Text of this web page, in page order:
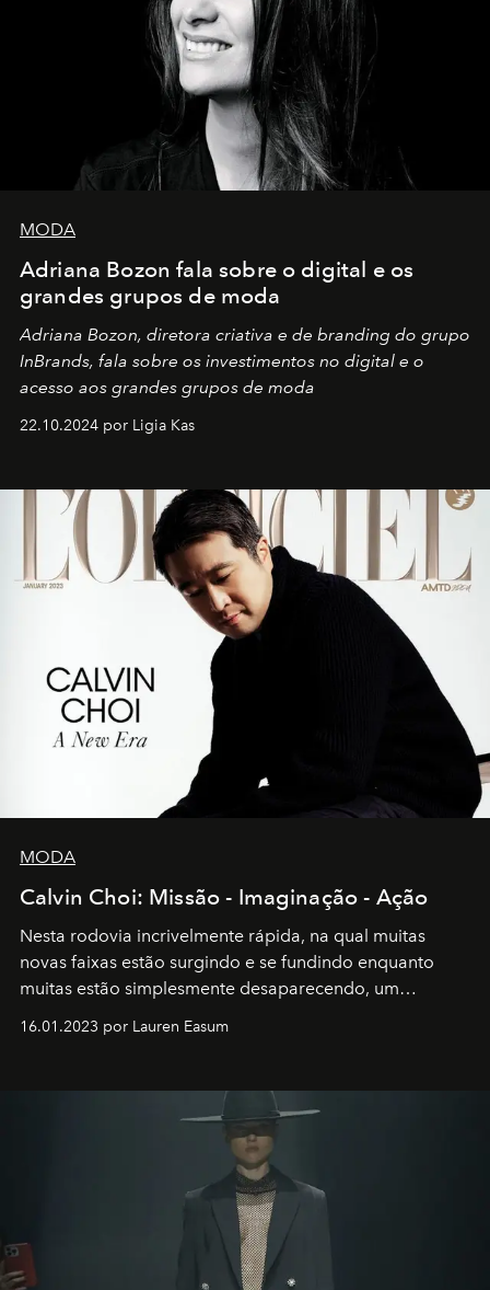
MODA
Adriana Bozon fala sobre o digital e os
grandes grupos de moda
Adriana Bozon, diretora criativa e de branding do grupo
InBrands, fala sobre os investimentos no digital e o
acesso aos grandes grupos de moda
22.10.2024 por Ligia Kas
MODA
Calvin Choi: Missão - Imaginação - Ação
Nesta rodovia incrivelmente rápida, na qual muitas
novas faixas estão surgindo e se fundindo enquanto
muitas estão simplesmente desaparecendo, um
transportador AMTD abrindo caminho para muitos
por propósitos, com um claro senso de missão na vida e
16.01.2023 por Lauren Easum